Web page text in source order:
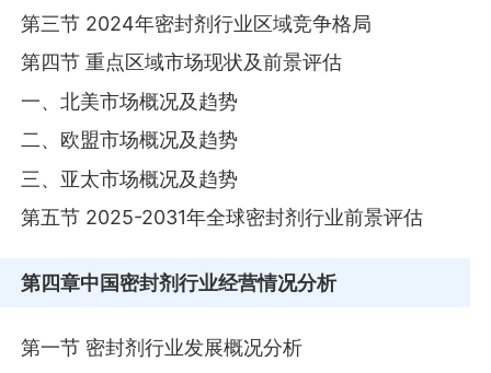
第三节 2024年密封剂行业区域竞争格局
第四节 重点区域市场现状及前景评估
一、北美市场概况及趋势
二、欧盟市场概况及趋势
三、亚太市场概况及趋势
第五节 2025-2031年全球密封剂行业前景评估
第四章中国密封剂行业经营情况分析
第一节 密封剂行业发展概况分析